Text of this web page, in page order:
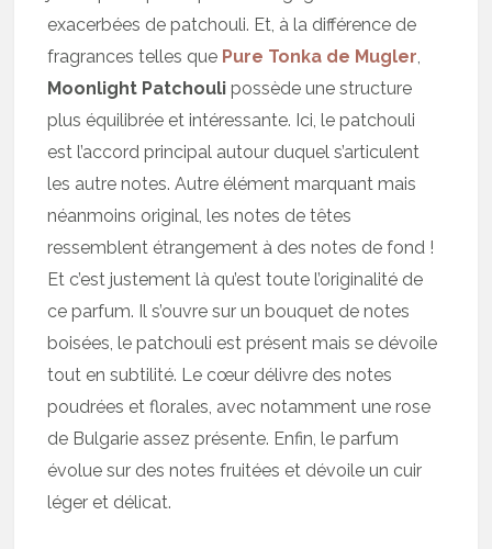
exacerbées de patchouli. Et, à la différence de
fragrances telles que Pure Tonka de Mugler,
Moonlight Patchouli possède une structure
plus équilibrée et intéressante. Ici, le patchouli
est l’accord principal autour duquel s’articulent
les autre notes. Autre élément marquant mais
néanmoins original, les notes de têtes
ressemblent étrangement à des notes de fond !
Et c’est justement là qu’est toute l’originalité de
ce parfum. Il s’ouvre sur un bouquet de notes
boisées, le patchouli est présent mais se dévoile
tout en subtilité. Le cœur délivre des notes
poudrées et florales, avec notamment une rose
de Bulgarie assez présente. Enfin, le parfum
évolue sur des notes fruitées et dévoile un cuir
léger et délicat.